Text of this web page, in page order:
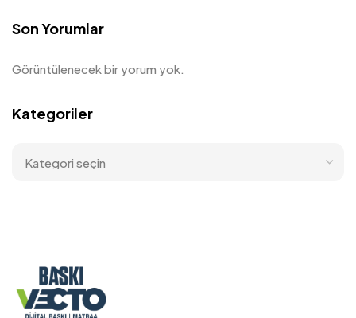
Son Yorumlar
Görüntülenecek bir yorum yok.
Kategoriler